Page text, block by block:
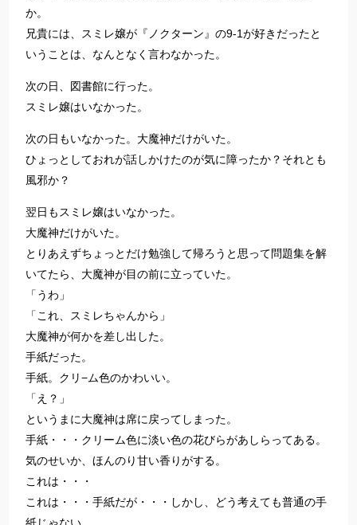
か。
兄貴には、スミレ嬢が『ノクターン』の9-1が好きだったと
いうことは、なんとなく言わなかった。
次の日、図書館に行った。
スミレ嬢はいなかった。
次の日もいなかった。大魔神だけがいた。
ひょっとしておれが話しかけたのが気に障ったか？それとも
風邪か？
翌日もスミレ嬢はいなかった。
大魔神だけがいた。
とりあえずちょっとだけ勉強して帰ろうと思って問題集を解
いてたら、大魔神が目の前に立っていた。
「うわ」
「これ、スミレちゃんから」
大魔神が何かを差し出した。
手紙だった。
手紙。クリ−ム色のかわいい。
「え？」
というまに大魔神は席に戻ってしまった。
手紙・・・クリーム色に淡い色の花びらがあしらってある。
気のせいか、ほんのり甘い香りがする。
これは・・・
これは・・・手紙だが・・・しかし、どう考えても普通の手